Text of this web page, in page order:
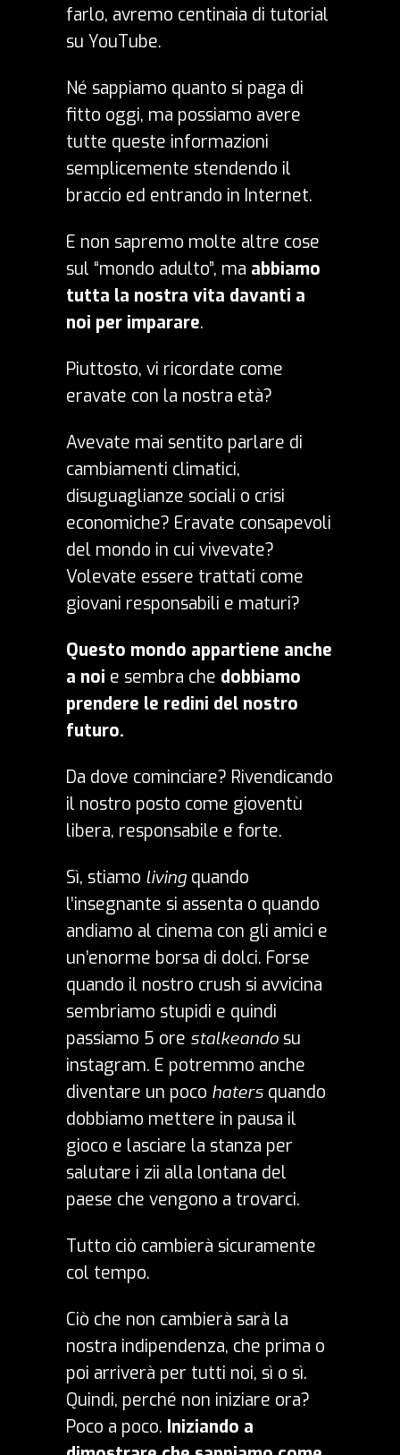
farlo, avremo centinaia di tutorial
su YouTube.
Né sappiamo quanto si paga di
fitto oggi, ma possiamo avere
tutte queste informazioni
semplicemente stendendo il
braccio ed entrando in Internet.
E non sapremo molte altre cose
sul “mondo adulto”, ma abbiamo
tutta la nostra vita davanti a
noi per imparare.
Piuttosto, vi ricordate come
eravate con la nostra età?
Avevate mai sentito parlare di
cambiamenti climatici,
disuguaglianze sociali o crisi
economiche? Eravate consapevoli
del mondo in cui vivevate?
Volevate essere trattati come
giovani responsabili e maturi?
Questo mondo appartiene anche
a noi e sembra che dobbiamo
prendere le redini del nostro
futuro.
Da dove cominciare? Rivendicando
il nostro posto come gioventù
libera, responsabile e forte.
Sì, stiamo living quando
l’insegnante si assenta o quando
andiamo al cinema con gli amici e
un’enorme borsa di dolci. Forse
quando il nostro crush si avvicina
sembriamo stupidi e quindi
passiamo 5 ore stalkeando su
instagram. E potremmo anche
diventare un poco haters quando
dobbiamo mettere in pausa il
gioco e lasciare la stanza per
salutare i zii alla lontana del
paese che vengono a trovarci.
Tutto ciò cambierà sicuramente
col tempo.
Ciò che non cambierà sarà la
nostra indipendenza, che prima o
poi arriverà per tutti noi, sì o sì.
Quindi, perché non iniziare ora?
Poco a poco. Iniziando a